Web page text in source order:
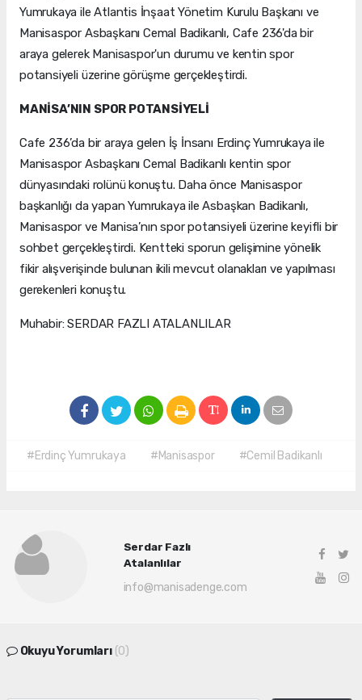
Yumrukaya ile Atlantis İnşaat Yönetim Kurulu Başkanı ve
Manisaspor Asbaşkanı Cemal Badikanlı, Cafe 236'da bir
araya gelerek Manisaspor'un durumu ve kentin spor
potansiyeli üzerine görüşme gerçekleştirdi.
MANİSA’NIN SPOR POTANSİYELİ
Cafe 236’da bir araya gelen İş İnsanı Erdinç Yumrukaya ile
Manisaspor Asbaşkanı Cemal Badikanlı kentin spor
dünyasındaki rolünü konuştu. Daha önce Manisaspor
başkanlığı da yapan Yumrukaya ile Asbaşkan Badikanlı,
Manisaspor ve Manisa’nın spor potansiyeli üzerine keyifli bir
sohbet gerçekleştirdi. Kentteki sporun gelişimine yönelik
fikir alışverişinde bulunan ikili mevcut olanakları ve yapılması
gerekenleri konuştu.
Muhabir: SERDAR FAZLI ATALANLILAR
#Erdinç Yumrukaya #Manisaspor #Cemil Badikanlı
Serdar Fazlı
Atalanlılar
info@manisadenge.com
Okuyu Yorumları (0)